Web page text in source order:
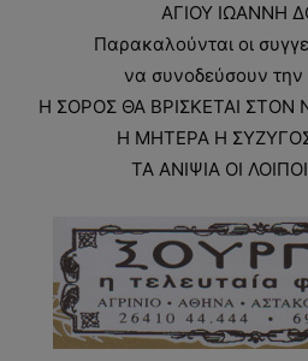
ΑΓΙΟΥ ΙΩΑΝΝΗ
Παρακαλούνται οι
να συνοδεύσουν
Η ΣΟΡΟΣ ΘΑ ΒΡΙΣΚΕΤΑΙ
Η ΜΗΤΕΡΑ Η
ΤΑ ΑΝΙΨΙΑ ΟΙ